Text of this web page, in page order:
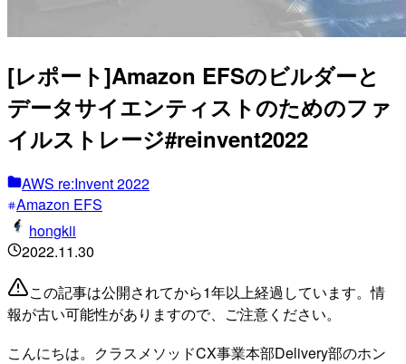
[レポート]Amazon EFSのビルダーと
データサイエンティストのためのファ
イルストレージ#reinvent2022
AWS re:Invent 2022
Amazon EFS
hongkii
2022.11.30
この記事は公開されてから1年以上経過しています。情
報が古い可能性がありますので、ご注意ください。
こんにちは。クラスメソッドCX事業本部Delivery部のホン